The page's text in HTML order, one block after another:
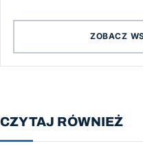
ZOBACZ
CZYTAJ RÓWNIEŻ